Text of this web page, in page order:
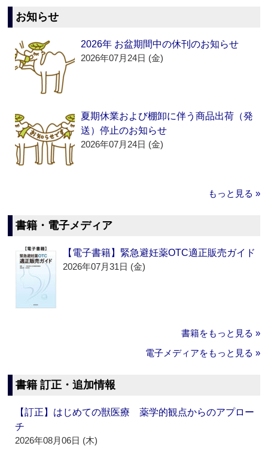
お知らせ
2026年 お盆期間中の休刊のお知らせ
2026年07月24日 (金)
夏期休業および棚卸に伴う商品出荷（発
送）停止のお知らせ
2026年07月24日 (金)
もっと見る »
書籍・電子メディア
【電子書籍】緊急避妊薬OTC適正販売ガイド
2026年07月31日 (金)
書籍をもっと見る »
電子メディアをもっと見る »
書籍 訂正・追加情報
【訂正】はじめての獣医療 薬学的観点からのアプロー
チ
2026年08月06日 (木)